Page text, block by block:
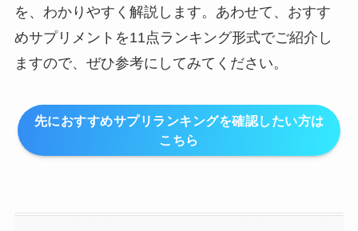
を、わかりやすく解説します。あわせて、おすす
めサプリメントを11点ランキング形式でご紹介し
ますので、ぜひ参考にしてみてください。
先におすすめサプリランキングを確認したい方は
こちら